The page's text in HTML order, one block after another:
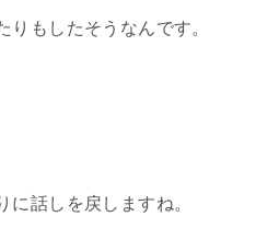
もしたそうなんです。
話しを戻しますね。